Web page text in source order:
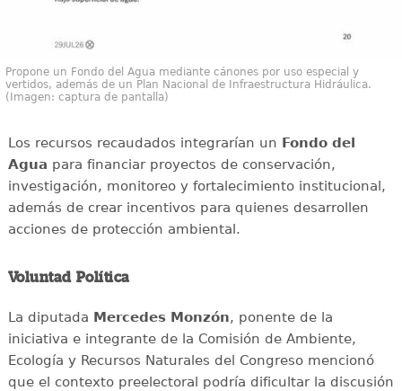
Propone un Fondo del Agua mediante cánones por uso especial y
vertidos, además de un Plan Nacional de Infraestructura Hidráulica.
(Imagen: captura de pantalla)
Los recursos recaudados integrarían un Fondo del
Agua para financiar proyectos de conservación,
investigación, monitoreo y fortalecimiento institucional,
además de crear incentivos para quienes desarrollen
acciones de protección ambiental.
Voluntad Política
La diputada Mercedes Monzón, ponente de la
iniciativa e integrante de la Comisión de Ambiente,
Ecología y Recursos Naturales del Congreso mencionó
que el contexto preelectoral podría dificultar la discusión